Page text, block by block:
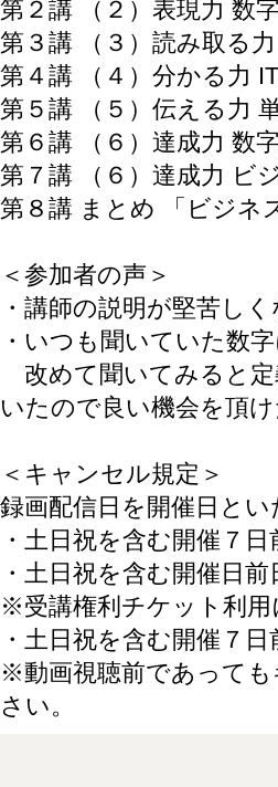
第２講 （２）表現力 数
第３講 （３）読み取る
第４講 （４）分かる力
第５講 （５）伝える力
第６講 （６）達成力 数
第７講 （６）達成力 ビ
第８講 まとめ 「ビジネ
＜参加者の声＞
・講師の説明が堅苦し
・いつも聞いていた数
改めて聞いてみると定
いたので良い機会を頂け
＜キャンセル規定＞
録画配信日を開催日と
・土日祝を含む開催７
・土日祝を含む開催日
※受講権利チケット利
・土日祝を含む開催７
※動画視聴前であって
さい。